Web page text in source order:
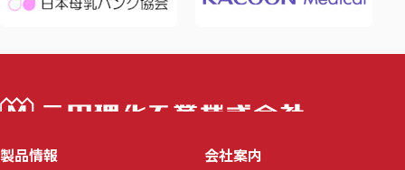
製品情報 会社案内